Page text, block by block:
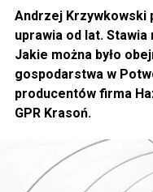
Andrzej Krzywkowski
uprawia od lat.
Jakie można było
gospodarstwa w
producentów firma
GPR Krasoń.